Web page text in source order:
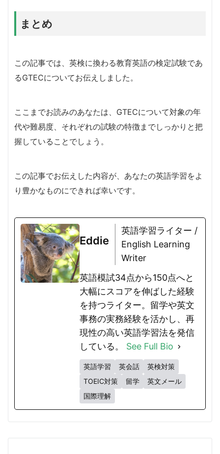
まとめ
この記事では、英検に換わる教育英語の検定試験であ
るGTECについてお伝えしました。
ここまでお読みのあなたは、GTECについて対象の年
代や難易度、それぞれの試験の特徴までしっかりと把
握していることでしょう。
この記事でお伝えした内容が、あなたの英語学習をよ
り豊かなものにできれば幸いです。
Eddie
英語学習ライター /
English Learning
Writer
英語模試34点から150点へと
大幅にスコアを伸ばした経験
を持つライター。留学や英文
事務の実務経験を活かし、再
現性の高い英語学習法を発信
している。 See Full Bio
英語学習 英会話
英検対策
TOEIC対策
留学
英文メール
国際理解